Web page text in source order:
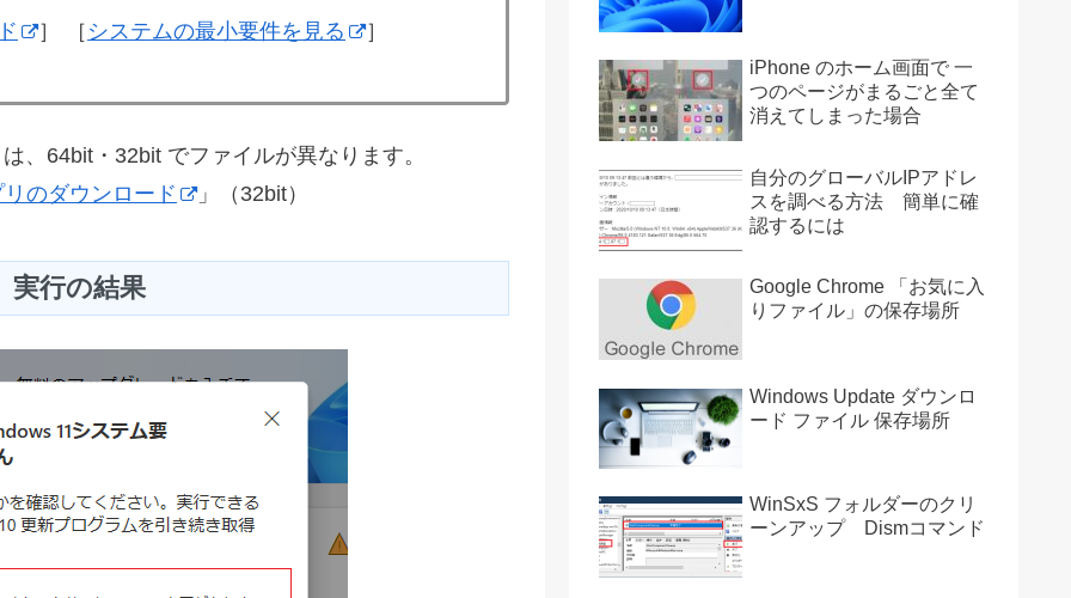
］ ［ システムの最小要件を見る ］
、64bit・32bit でファイルが異なります。
のダウンロード
」（32bit）
実行の結果
iPhone のホーム画面で 一
つのページがまるごと全て
消えてしまった場合
自分のグローバルIPアドレ
スを調べる方法 簡単に確
認するには
Google Chrome 「お気に入
りファイル」の保存場所
Windows Update ダウンロ
ード ファイル 保存場所
WinSxS フォルダーのクリ
ーンアップ Dismコマンド